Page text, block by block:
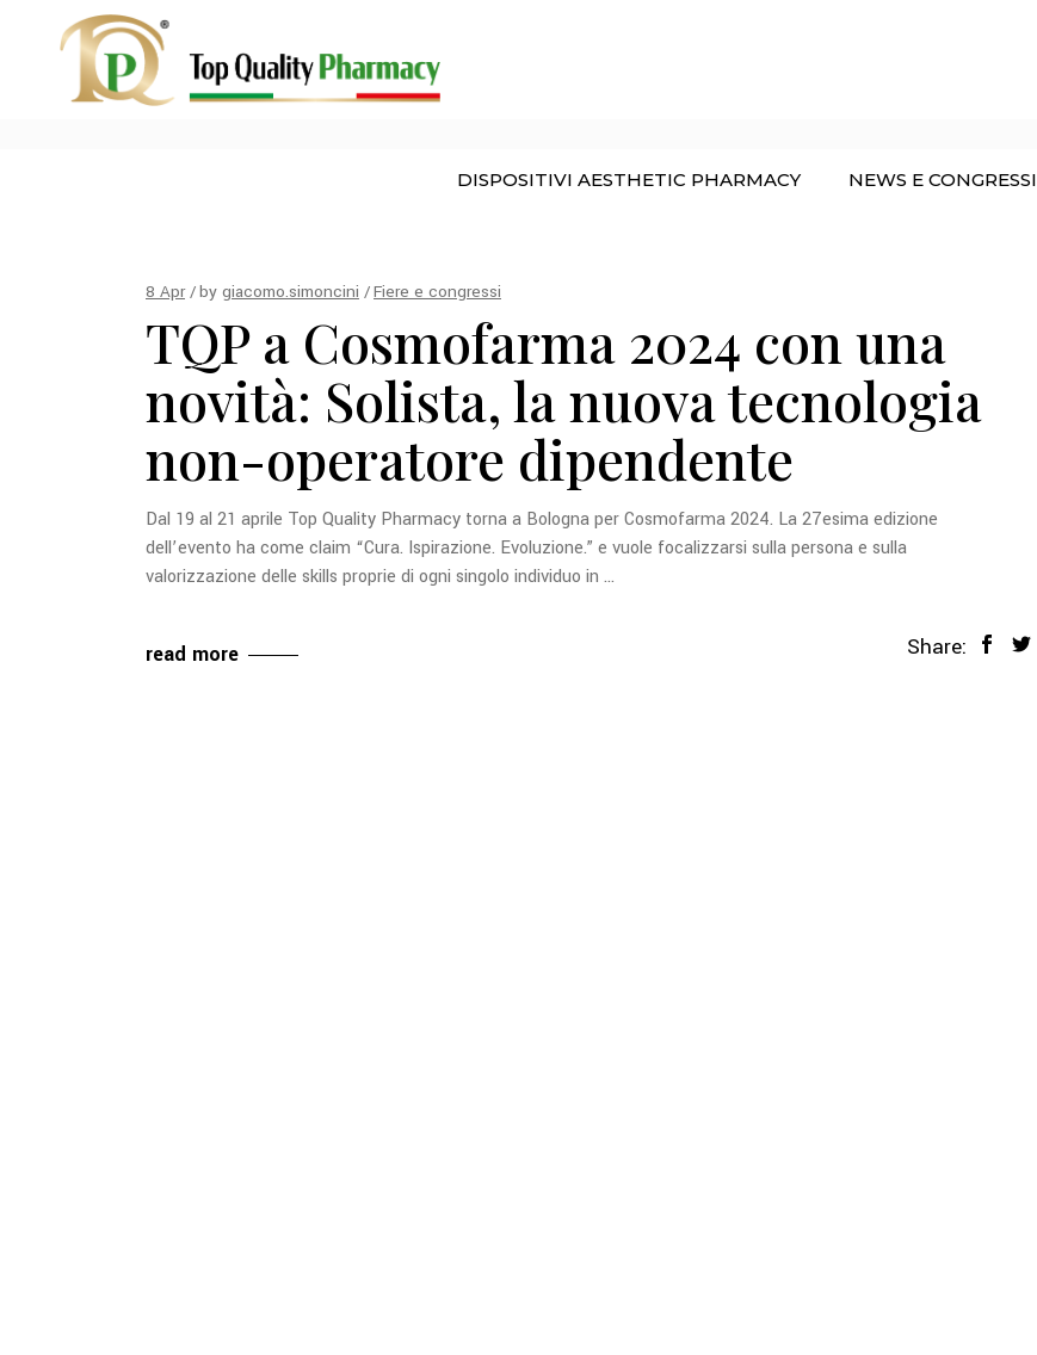
DISPOSITIVI AESTHETIC PHARMACY NEWS E CONGRESSI
trattamenti non invasivi Tag
8 Apr by giacomo.simoncini Fiere e congressi
TQP a Cosmofarma 2024 con una
novità: Solista, la nuova tecnologia
non-operatore dipendente
Dal 19 al 21 aprile Top Quality Pharmacy torna a Bologna per Cosmofarma 2024. La 27esima edizione
dell’evento ha come claim “Cura. Ispirazione. Evoluzione.” e vuole focalizzarsi sulla persona e sulla
valorizzazione delle skills proprie di ogni singolo individuo in
read more Share: